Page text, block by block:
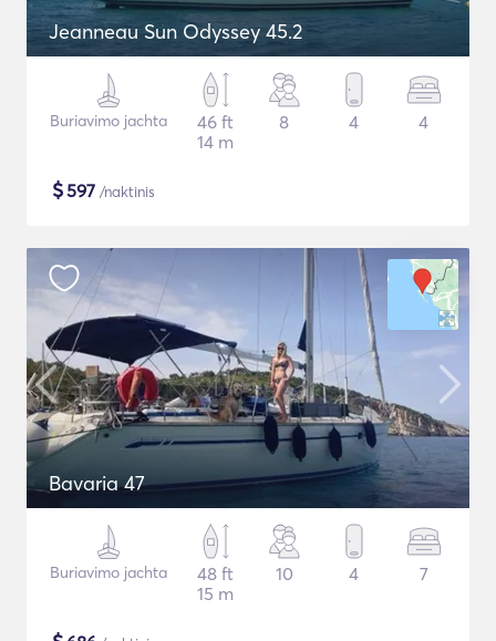
Jeanneau Sun Odyssey 45.2
Buriavimo jachta
46 ft
14 m
8 4 4
$597 /naktinis
Bavaria 47
Buriavimo jachta
48 ft
15 m
10 4 7